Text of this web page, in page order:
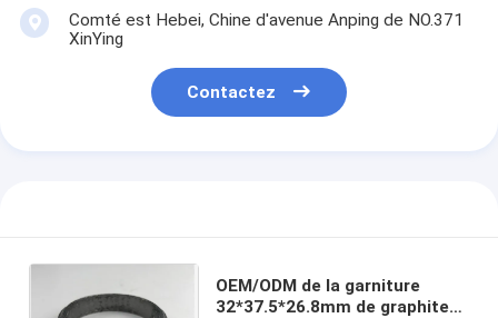
Comté est Hebei, Chine d'avenue Anping de NO.371
XinYing
Contactez
OEM/ODM de la garniture
32*37.5*26.8mm de graphite